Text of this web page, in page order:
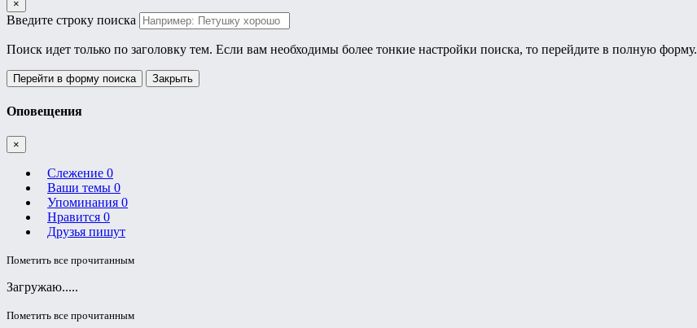
×
Введите строку поиска
Поиск идет только по заголовку тем. Если вам необходимы более тонкие настройки поиска, то перейдите в полную форму.
Перейти в форму поиска Закрыть
Оповещения
×
Слежение 0
Ваши темы 0
Упоминания 0
Нравится 0
Друзья пишут
Пометить все прочитанным
Загружаю.....
Пометить все прочитанным